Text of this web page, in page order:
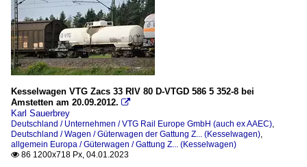
Kesselwagen VTG Zacs 33 RIV 80 D-VTGD 586 5 352-8 bei
Amstetten am 20.09.2012. 
Karl Sauerbrey
Deutschland / Unternehmen / VTG Rail Europe GmbH (auch ex AAEC),
Deutschland / Wagen / Güterwagen der Gattung Z... (Kesselwagen),
allgemein Europa / Güterwagen / Gattung Z... (Kesselwagen)
 86 1200x718 Px, 04.01.2023